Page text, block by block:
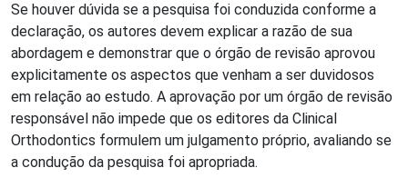
Se houver dúvida se a pesquisa foi conduzida conforme a
declaração, os autores devem explicar a razão de sua
abordagem e demonstrar que o órgão de revisão aprovou
explicitamente os aspectos que venham a ser duvidosos
em relação ao estudo. A aprovação por um órgão de revisão
responsável não impede que os editores da Clinical
Orthodontics formulem um julgamento próprio, avaliando se
a condução da pesquisa foi apropriada.